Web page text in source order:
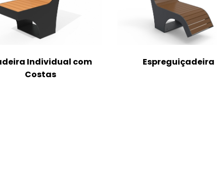
Individual com
Costas
Espreguiçadeira